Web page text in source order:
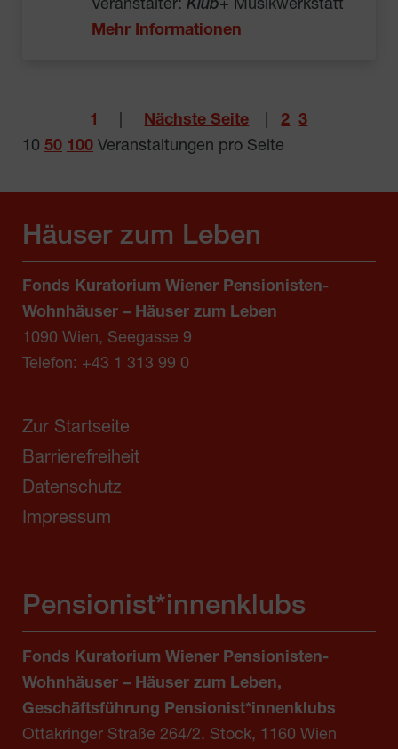
Veranstalter: Klub+ Musikwerkstatt
Mehr Informationen
1 Nächste Seite 2 3
10 50 100 Veranstaltungen pro Seite
Häuser zum Leben
Fonds Kuratorium Wiener Pensionisten-
Wohnhäuser – Häuser zum Leben
1090 Wien, Seegasse 9
Telefon: +43 1 313 99 0
Zur Startseite
Barrierefreiheit
Datenschutz
Impressum
Pensionist*innenklubs
Fonds Kuratorium Wiener Pensionisten-
Wohnhäuser – Häuser zum Leben,
Geschäftsführung Pensionist*innenklubs
Ottakringer Straße 264/2. Stock, 1160 Wien